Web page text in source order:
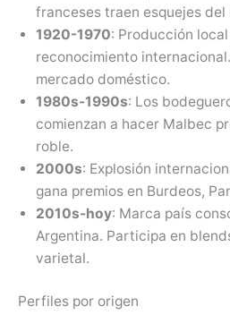
franceses traen esquejes del
1920-1970: Producción
reconocimiento
mercado doméstico.
1980s-1990s: Los
comienzan a hacer Malbec
roble.
2000s: Explosión
gana premios en Burdeos,
2010s-hoy: Marca país
Argentina. Participa en
varietal.
Perfiles por origen